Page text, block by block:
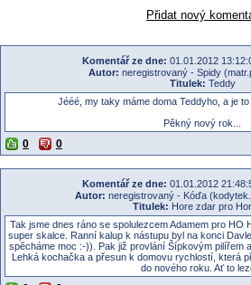
Přidat nový
Komentář ze dne: 01.01.2012
Autor: neregistrovaný - Spidy
Titulek: Teddy
Jééé, my taky máme doma Teddyho, a je
Pěkný nový rok...
0 0
Komentář ze dne: 01.01.2012
Autor: neregistrovaný - Kóďa
Titulek: Hore zdar pro
Tak jsme dnes ráno se spolulezcem Adamem pro HO
super skalce. Ranní kalup k nástupu byl na konci
spěcháme moc :-)). Pak již provlání Šípkovým pilířem
Lehká kochačka a přesun k domovu rychlostí, která
do nového roku. Ať to